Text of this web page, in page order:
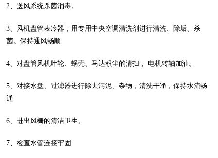
2、送风系统杀菌消毒。
3、风机盘管表冷器，用专用中央空调清洗剂进行清洗、除垢、杀
菌。保持通风畅顺
4、对盘管风机叶轮、蜗壳、马达积尘的清扫， 电机转轴加油。
5、对接水盘、过滤器进行除去污泥、杂物，清洗干净，保持水流畅
通
6、进出风栅的清洁卫生。
7、检查水管连接牢固